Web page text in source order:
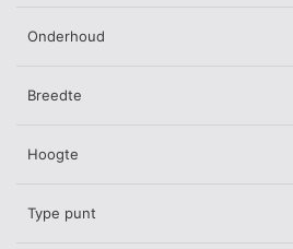
Onderhoud
Breedte
Hoogte
Type punt